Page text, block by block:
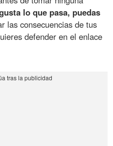
lo que pasa, puedas
las consecuencias de tus
defender en el enlace